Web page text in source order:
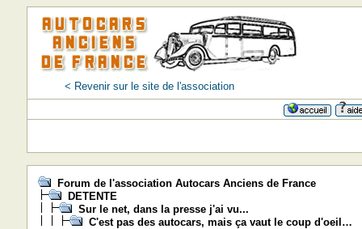
< Revenir sur le site de l'association
Forum de l'association Autocars Anciens de France
DETENTE
Sur le net, dans la presse j'ai vu...
C'est pas des autocars, mais ça vaut le coup d'oeil…